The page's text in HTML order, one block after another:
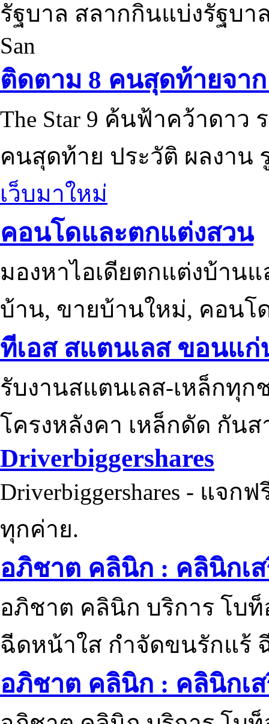
รัฐบาล สลากกินแบ่งรัฐบา
San
ติดตาม 8 คนสุดท้ายจาก
The Star 9 ค้นฟ้าคว้าดาว
คนสุดท้าย ประวัติ ผลงาน
เว็บมาใหม่
คอนโดและตกแต่งสวน
มองหาไอเดียตกแต่งบ้าน
บ้าน, ขายบ้านใหม่, คอนโ
ทีเอส สแตนเลส ขอนแก่
รับงานสแตนเลส-เหล็กทุ
โครงหลังคา เหล็กดัด กัน
Driverbiggershares
Driverbiggershares - แจก
ทุกค่าย.
อภิชาต คลินิก : คลินิกเ
อภิชาต คลินิก บริการ โบ
ฉีดหน้าใส กำจัดขนรักแร้
อภิชาต คลินิก : คลินิกเ